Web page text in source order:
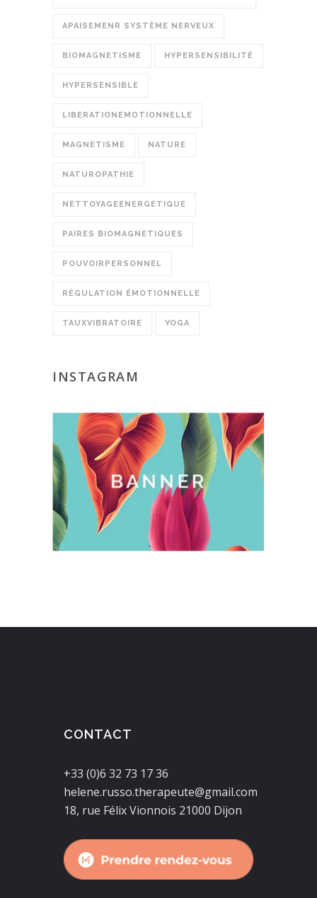
APAISEMENR SYSTÈME NERVEUX
BIOMAGNETISME HYPERSENSIBILITÉ
HYPERSENSIBLE
LIBERATIONEMOTIONNELLE
MAGNETISME NATURE
NATUROPATHIE
NETTOYAGEENERGETIQUE
PAIRES BIOMAGNETIQUES
POUVOIRPERSONNEL
RÉGULATION ÉMOTIONNELLE
TAUXVIBRATOIRE YOGA
INSTAGRAM
CONTACT
+33 (0)6 32 73 17 36
helene.russo.therapeute@gmail.com
18, rue Félix Vionnois 21000 Dijon